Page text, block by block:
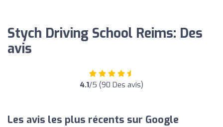
Stych Driving School Reims: Des
avis
4.1/5 (90 Des avis)
Les avis les plus récents sur Google